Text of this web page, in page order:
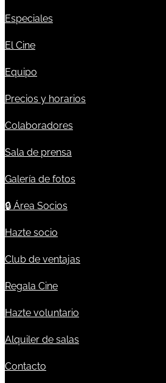
Especiales
El Cine
Equipo
Precios y horarios
Colaboradores
Sala de prensa
Galería de fotos
🔒 Área Socios
Hazte socio
Club de ventajas
Regala Cine
Hazte voluntario
Alquiler de salas
Contacto